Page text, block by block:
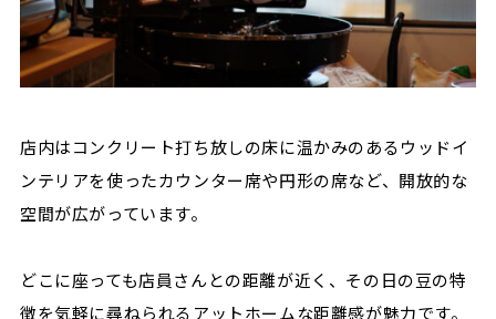
店内はコンクリート打ち放しの床に温かみのあるウッドイ
ンテリアを使ったカウンター席や円形の席など、開放的な
空間が広がっています。
どこに座っても店員さんとの距離が近く、その日の豆の特
徴を気軽に尋ねられるアットホームな距離感が魅力です。